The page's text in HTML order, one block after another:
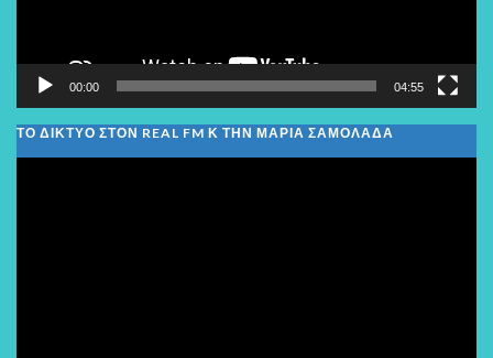
00:00 04:55
ΤΟ ΔΙΚΤΥΟ ΣΤΟΝ REAL FM Κ ΤΗΝ ΜΑΡΙΑ ΣΑΜΟΛΑΔΑ